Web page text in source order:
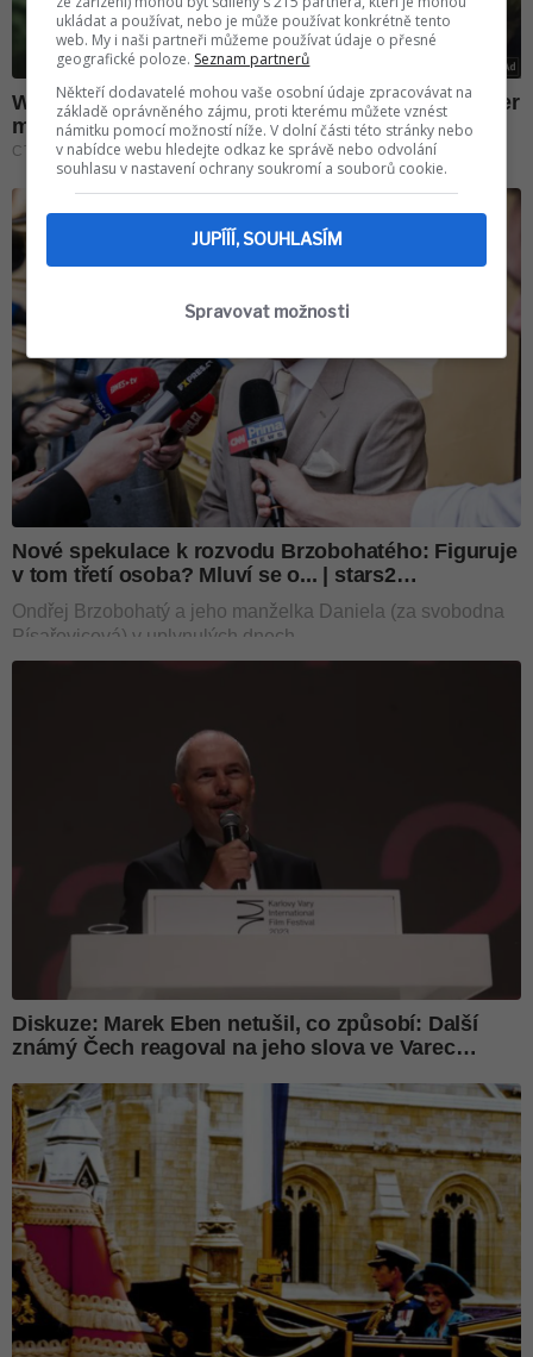
ukládat a používat, nebo je může používat konkrétně tento
web. My i naši partneři můžeme používat údaje o přesné
geografické poloze. Seznam partnerů
Někteří dodavatelé mohou vaše osobní údaje zpracovávat na
základě oprávněného zájmu, proti kterému můžete vznést
námitku pomocí možností níže. V dolní části této stránky nebo
v nabídce webu hledejte odkaz ke správě nebo odvolání
souhlasu v nastavení ochrany soukromí a souborů cookie.
JUPÍÍÍ, SOUHLASÍM
Spravovat možnosti